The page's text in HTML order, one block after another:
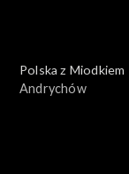
Polska z Miodkiem
Andrychów